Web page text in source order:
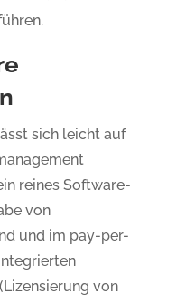
sich leicht auf
reines Software-
von
und im pay-per-
von